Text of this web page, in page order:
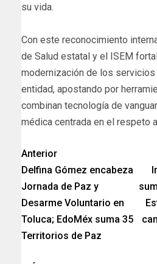
su vida.
Con este reconocimiento
de Salud estatal y el ISEM
modernización de los
entidad, apostando por
combinan tecnología de
médica centrada en el respeto
Anterior
Delfina Gómez encabeza
Jornada de Paz y
Desarme Voluntario en
Toluca; EdoMéx suma 35
Territorios de Paz